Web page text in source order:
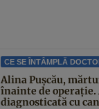
CE SE ÎNTÂMPLĂ
Alina Pușcău,
înainte de operație.
diagnosticată cu